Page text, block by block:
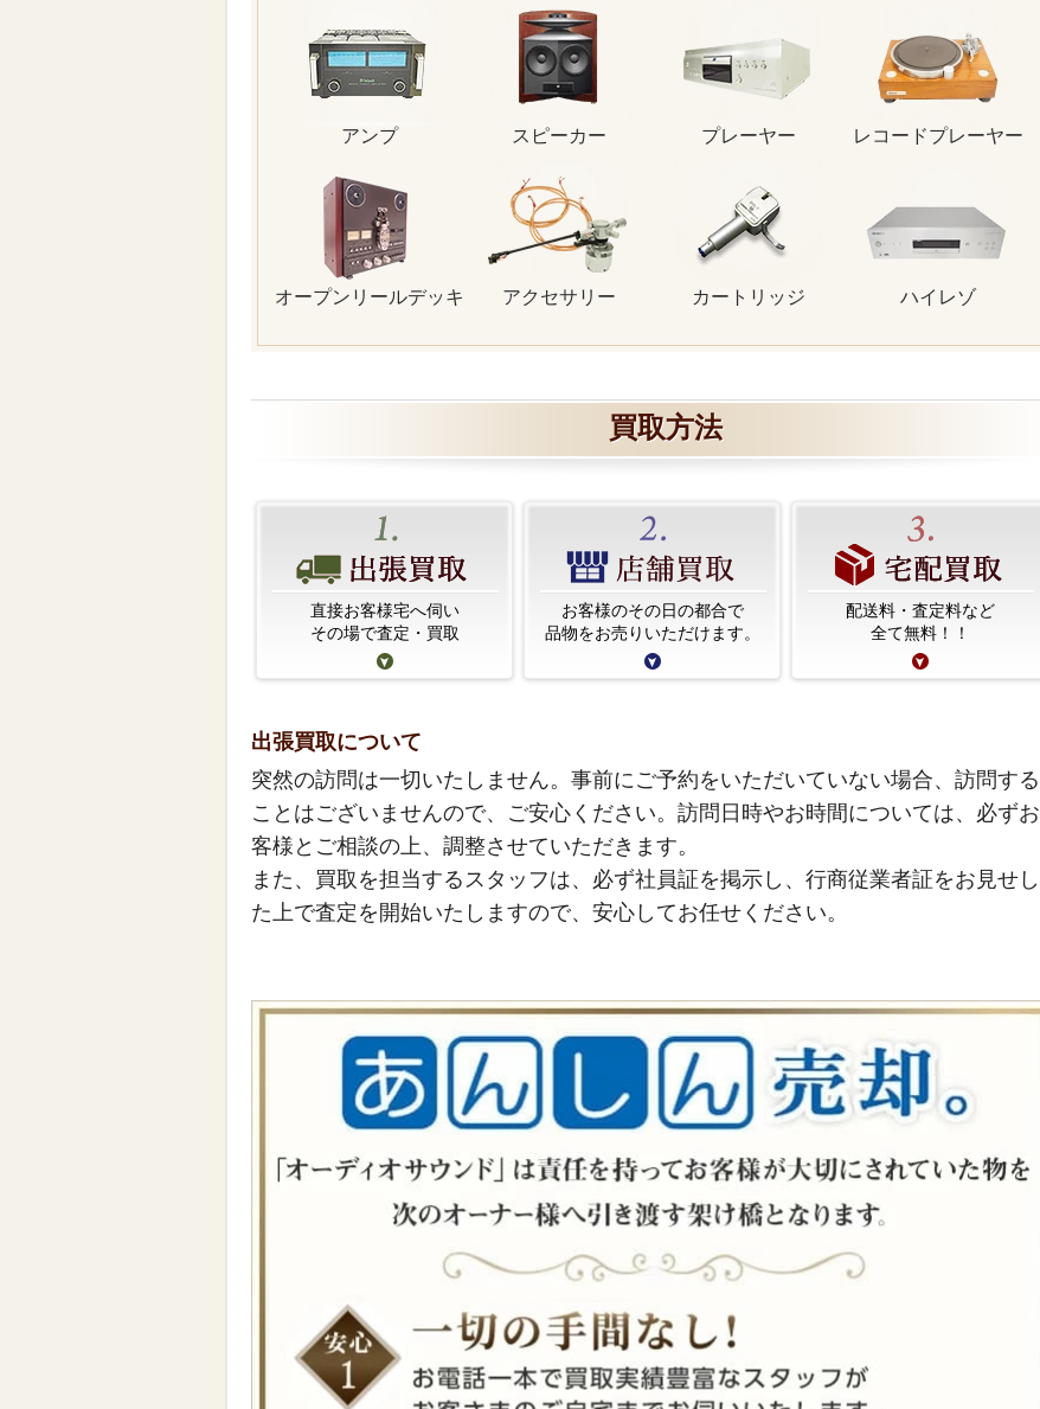
アンプ スピーカー プレーヤー レコードプレーヤー
オープンリールデッキ アクセサリー カートリッジ ハイレゾ
買取方法
直接お客様宅へ伺い
その場で査定・買取
お客様のその日の都合で
品物をお売りいただけます。
配送料・査定料など
全て無料！！
出張買取について
突然の訪問は一切いたしません。事前にご予約をいただいていない場合、訪問する
ことはございませんので、ご安心ください。訪問日時やお時間については、必ずお
客様とご相談の上、調整させていただきます。
また、買取を担当するスタッフは、必ず社員証を掲示し、行商従業者証をお見せし
た上で査定を開始いたしますので、安心してお任せください。